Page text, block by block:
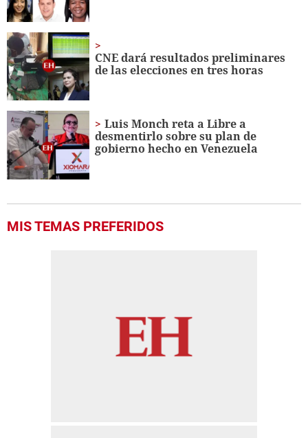
CNE dará resultados preliminares
de las elecciones en tres horas
Luis Monch reta a Libre a
desmentirlo sobre su plan de
gobierno hecho en Venezuela
MIS TEMAS PREFERIDOS